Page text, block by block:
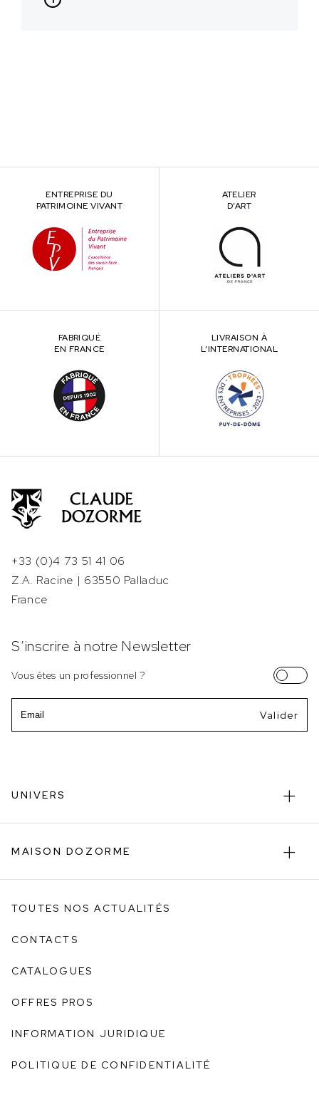
ENTREPRISE DU
PATRIMOINE VIVANT
ATELIER
D’ART
FABRIQUÉ
EN FRANCE
LIVRAISON À
L’INTERNATIONAL
+33 (0)4 73 51 41 06
Z.A. Racine | 63550 Palladuc
France
S’inscrire à notre Newsletter
Vous êtes un professionnel ?
UNIVERS
MAISON DOZORME
TOUTES NOS ACTUALITÉS
CONTACTS
CATALOGUES
OFFRES PROS
INFORMATION JURIDIQUE
POLITIQUE DE CONFIDENTIALITÉ